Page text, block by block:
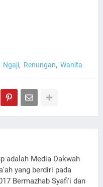
Ngaji Renungan Wanita
adalah Media Dakwah
yang berdiri pada
Bermazhab Syafi'i dan